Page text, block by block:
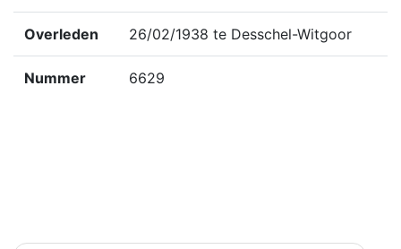
Overleden 26/02/1938 te Desschel-Witgoor
Nummer 6629